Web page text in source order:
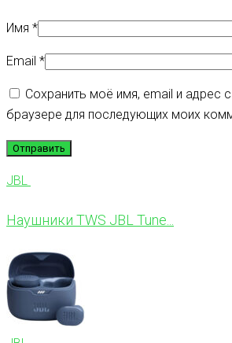
Имя *
Email *
Сохранить моё имя, email и адрес
браузере для последующих моих
JBL
Наушники TWS JBL Tune...